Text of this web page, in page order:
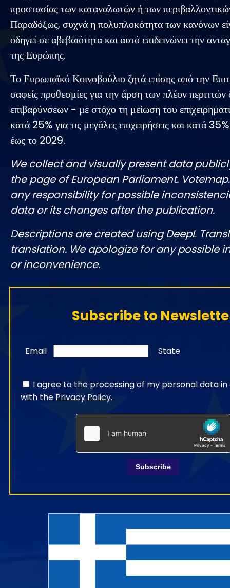
προστασίας των καταναλωτών ή των
Παραδόξως, συχνά η πολυπλοκότητα των κανόνων
οδηγεί σε αβεβαιότητα και αυτό επιδεινώνει την
της Ευρώπης.
Το Ευρωπαϊκό Κοινοβούλιο ζητά επίσης από την
σαφείς προθεσμίες για την άρση των πλέον περιττών
επιβαρύνσεων - με στόχο τη μείωση του
κατά 25% για τις μεγάλες επιχειρήσεις και κατά
έως το 2029.
We collect and visually present data
the page of European Parliament.
any responsibility for possible
data or its changes after the publication.
Descriptions are created using DeepL
translation. We apologize for any possible
or inconvenience.
Subscribe to
Email State
I agree to the processing of my personal data
with the Privacy Policy.
Subscribe